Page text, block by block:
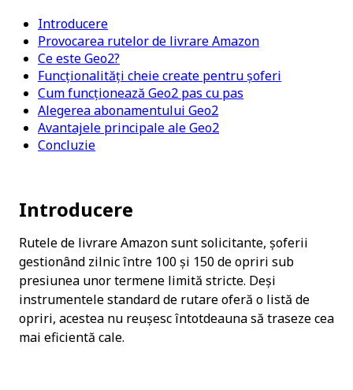
Introducere
Provocarea rutelor de livrare Amazon
Ce este Geo2?
Funcționalități cheie create pentru șoferi
Cum funcționează Geo2 pas cu pas
Alegerea abonamentului Geo2
Avantajele principale ale Geo2
Concluzie
Introducere
Rutele de livrare Amazon sunt solicitante, șoferii
gestionând zilnic între 100 și 150 de opriri sub
presiunea unor termene limită stricte. Deși
instrumentele standard de rutare oferă o listă de
opriri, acestea nu reușesc întotdeauna să traseze cea
mai eficientă cale.